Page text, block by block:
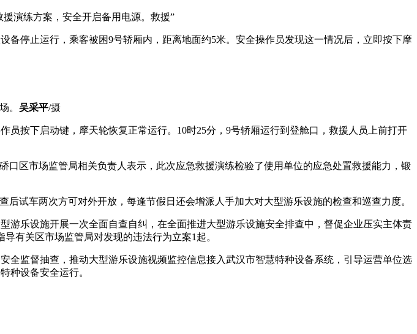
演练方案，安全开启备用电源。救援”
设备停止运行，乘客被困9号轿厢内，距离地面约5米。安全操作员发现这一情况后，立即按下摩
。 吴采平/摄
按下启动键，摩天轮恢复正常运行。10时25分，9号轿厢运行到登舱口，救援人员上前打开
区市场监管局相关负责人表示，此次应急救援演练检验了使用单位的应急处置救援能力，锻
试车两次方可对外开放，每逢节假日还会增派人手加大对大型游乐设施的检查和巡查力度。
乐设施开展一次全面自查自纠，在全面推进大型游乐设施安全排查中，督促企业压实主体责
有关区市场监管局对发现的违法行为立案1起。
监督抽查，推动大型游乐设施视频监控信息接入武汉市智慧特种设备系统，引导运营单位选
种设备安全运行。